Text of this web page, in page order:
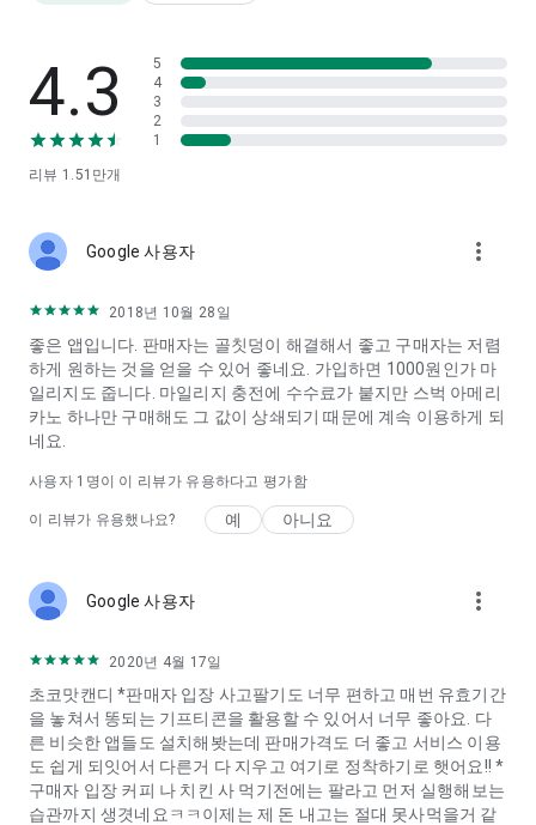
4.3
리뷰 1.51만개
5
4
3
2
1
Google 사용자 more_vert
2018년 10월 28일
좋은 앱입니다. 판매자는 골칫덩이 해결해서 좋고 구매자는 저렴
하게 원하는 것을 얻을 수 있어 좋네요. 가입하면 1000원인가 마
일리지도 줍니다. 마일리지 충전에 수수료가 붙지만 스벅 아메리
카노 하나만 구매해도 그 값이 상쇄되기 때문에 계속 이용하게 되
네요.
사용자 1명이 이 리뷰가 유용하다고 평가함
이 리뷰가 유용했나요? 예 아니요
Google 사용자 more_vert
2020년 4월 17일
초코맛캔디 *판매자 입장 사고팔기도 너무 편하고 매번 유효기간
을 놓쳐서 똥되는 기프티콘을 활용할 수 있어서 너무 좋아요. 다
른 비슷한 앱들도 설치해봣는데 판매가격도 더 좋고 서비스 이용
도 쉽게 되잇어서 다른거 다 지우고 여기로 정착하기로 햇어요!! *
구매자 입장 커피 나 치킨 사 먹기전에는 팔라고 먼저 실행해보는
습관까지 생겻네요ㅋㅋ이제는 제 돈 내고는 절대 못사먹을거 같